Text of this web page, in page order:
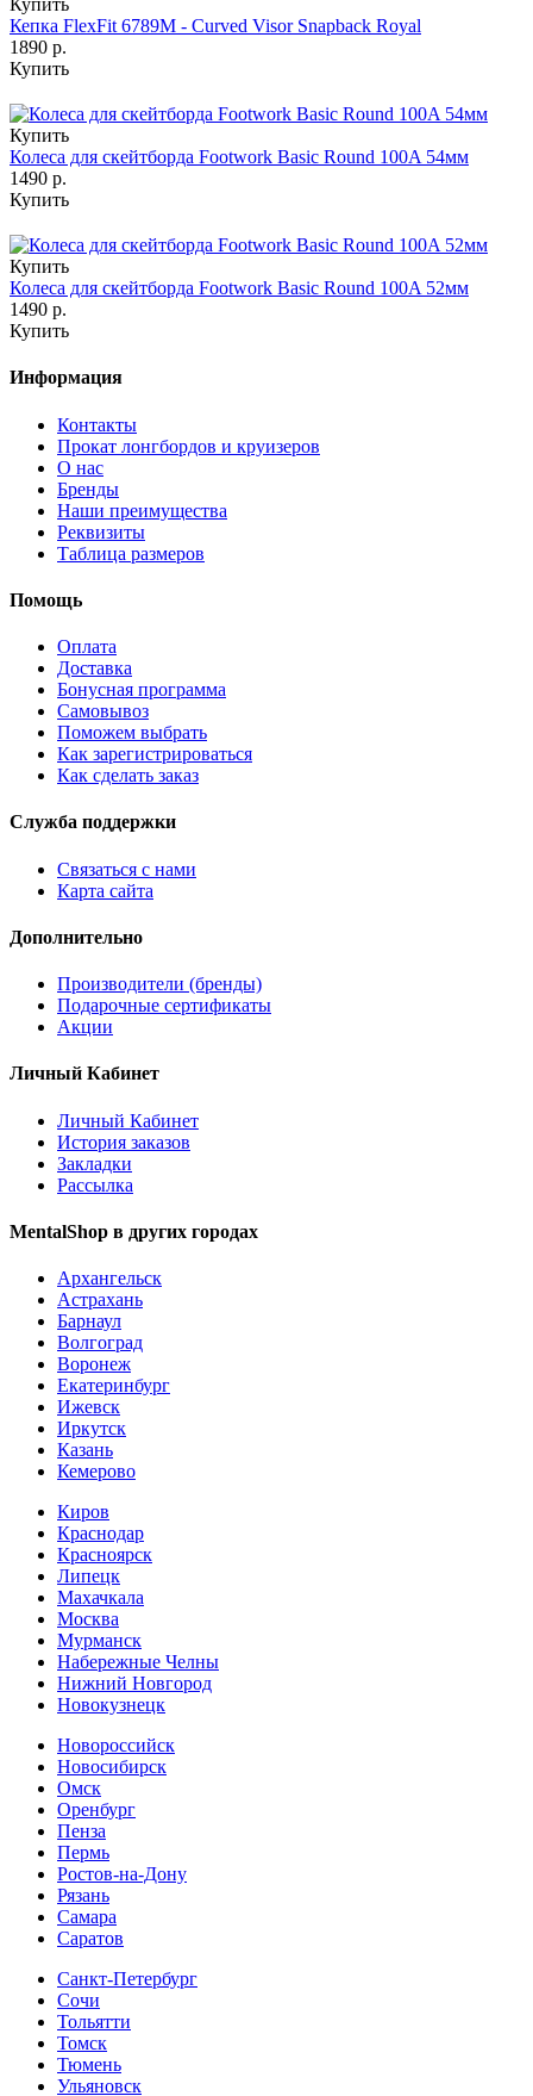
Купить
Кепка FlexFit 6789M - Curved Visor Snapback Royal
1890 р.
Купить
Купить
Колеса для скейтборда Footwork Basic Round 100A 54мм
1490 р.
Купить
Купить
Колеса для скейтборда Footwork Basic Round 100A 52мм
1490 р.
Купить
Информация
Контакты
Прокат лонгбордов и круизеров
О нас
Бренды
Наши преимущества
Реквизиты
Таблица размеров
Помощь
Оплата
Доставка
Бонусная программа
Самовывоз
Поможем выбрать
Как зарегистрироваться
Как сделать заказ
Служба поддержки
Связаться с нами
Карта сайта
Дополнительно
Производители (бренды)
Подарочные сертификаты
Акции
Личный Кабинет
Личный Кабинет
История заказов
Закладки
Рассылка
MentalShop в других городах
Архангельск
Астрахань
Барнаул
Волгоград
Воронеж
Екатеринбург
Ижевск
Иркутск
Казань
Кемерово
Киров
Краснодар
Красноярск
Липецк
Махачкала
Москва
Мурманск
Набережные Челны
Нижний Новгород
Новокузнецк
Новороссийск
Новосибирск
Омск
Оренбург
Пенза
Пермь
Ростов-на-Дону
Рязань
Самара
Cаратов
Санкт-Петербург
Сочи
Тольятти
Томск
Тюмень
Ульяновск